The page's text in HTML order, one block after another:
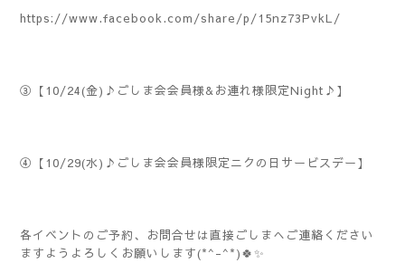
https://www.facebook.com/share/p/15nz73PvkL/
③【10/24(金)♪ごしま会会員様&お連れ様限定Night♪】
④【10/29(水)♪ごしま会会員様限定ニクの日サービスデー】
各イベントのご予約、お問合せは直接ごしまへご連絡ください
ますようよろしくお願いします(*^-^*)🍀✨️